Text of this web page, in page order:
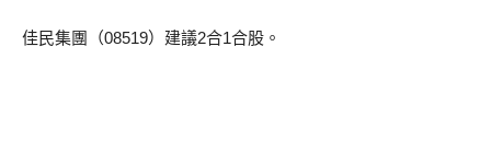
佳民集團（08519）建議2合1合股。